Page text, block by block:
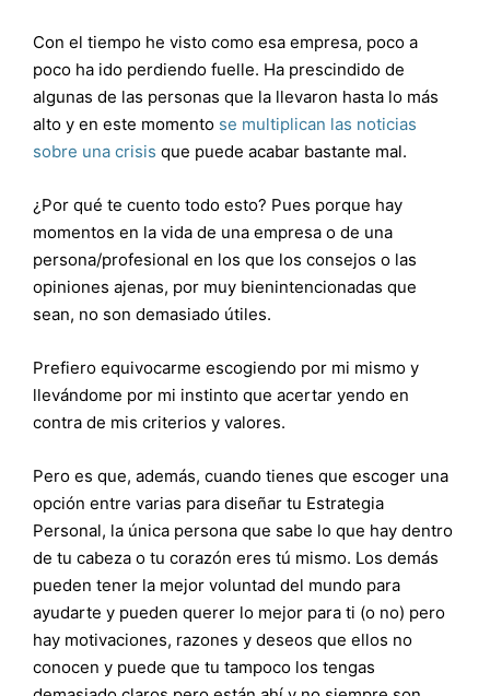
Con el tiempo he visto como esa empresa, poco a
poco ha ido perdiendo fuelle. Ha prescindido de
algunas de las personas que la llevaron hasta lo más
alto y en este momento se multiplican las noticias
sobre una crisis que puede acabar bastante mal.
¿Por qué te cuento todo esto? Pues porque hay
momentos en la vida de una empresa o de una
persona/profesional en los que los consejos o las
opiniones ajenas, por muy bienintencionadas que
sean, no son demasiado útiles.
Prefiero equivocarme escogiendo por mi mismo y
llevándome por mi instinto que acertar yendo en
contra de mis criterios y valores.
Pero es que, además, cuando tienes que escoger una
opción entre varias para diseñar tu Estrategia
Personal, la única persona que sabe lo que hay dentro
de tu cabeza o tu corazón eres tú mismo. Los demás
pueden tener la mejor voluntad del mundo para
ayudarte y pueden querer lo mejor para ti (o no) pero
hay motivaciones, razones y deseos que ellos no
conocen y puede que tu tampoco los tengas